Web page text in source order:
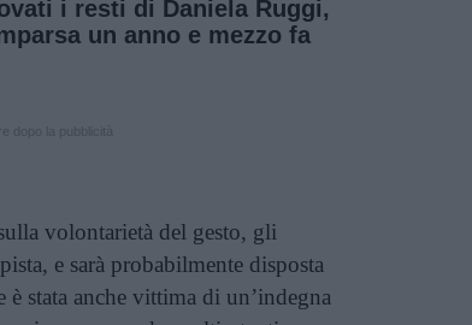
i resti di Daniela Ruggi,
un anno e mezzo fa
volontarietà del gesto, gli
e sarà probabilmente disposta
stata anche vittima di un’indegna